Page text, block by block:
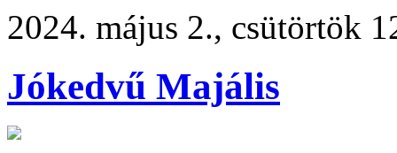
2024. május 2., csütörtök
Jókedvű Majális